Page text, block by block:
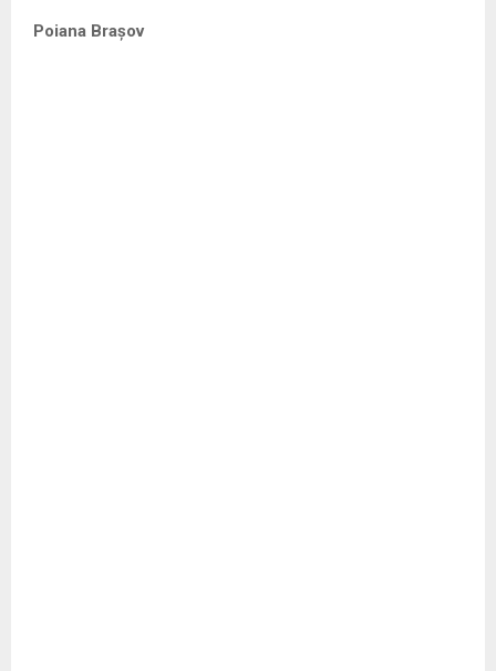
Poiana Brașov